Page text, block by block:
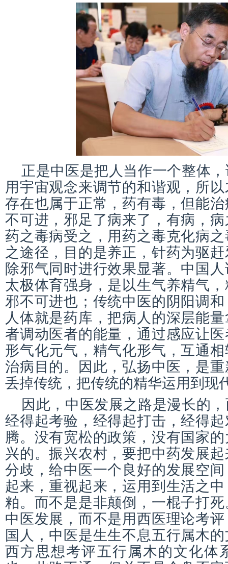
正是中医是把人当作一个整体
用宇宙观念来调节的和谐观，所
存在也属于正常，药有毒，但能
不可进，邪足了病来了，有病，
药之毒病受之，用药之毒克化病
之途径，目的是养正，针药为驱
除邪气同时进行效果显著。中国
太极体育强身，是以生气养精气
邪不可进也；传统中医的阴阳调
人体就是药库，把病人的深层能
者调动医者的能量，通过感应让
形气化元气，精气化形气，互通
治病目的。因此，弘扬中医，是
丢掉传统，把传统的精华运用到现
因此，中医发展之路是漫长的
经得起考验，经得起打击，经得
腾。没有宽松的政策，没有国家
兴的。振兴农村，要把中药发展
分歧，给中医一个良好的发展空
起来，重视起来，运用到生活之
粕。而不是是非颠倒，一棍子打
中医发展，而不是用西医理论考
国人，中医是生生不息五行属木
西方思想考评五行属木的文化体